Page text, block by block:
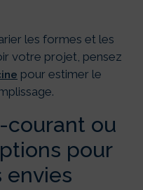
les formes et les
votre projet, pensez
pour estimer le
courant ou
pour
envies